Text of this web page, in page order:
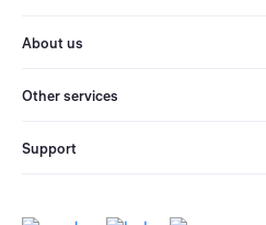
About us
Other services
Support